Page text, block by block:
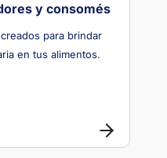
y consomés
para brindar
en tus alimentos.